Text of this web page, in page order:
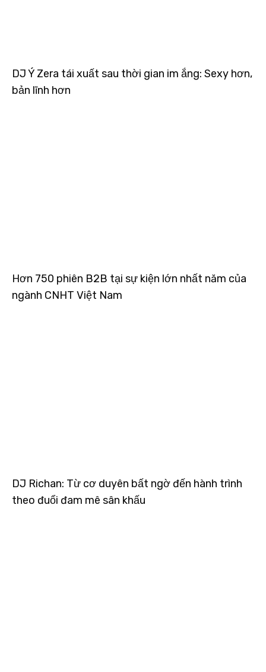
DJ Ý Zera tái xuất sau thời gian im ắng: Sexy hơn,
bản lĩnh hơn
Hơn 750 phiên B2B tại sự kiện lớn nhất năm của
ngành CNHT Việt Nam
DJ Richan: Từ cơ duyên bất ngờ đến hành trình
theo đuổi đam mê sân khấu